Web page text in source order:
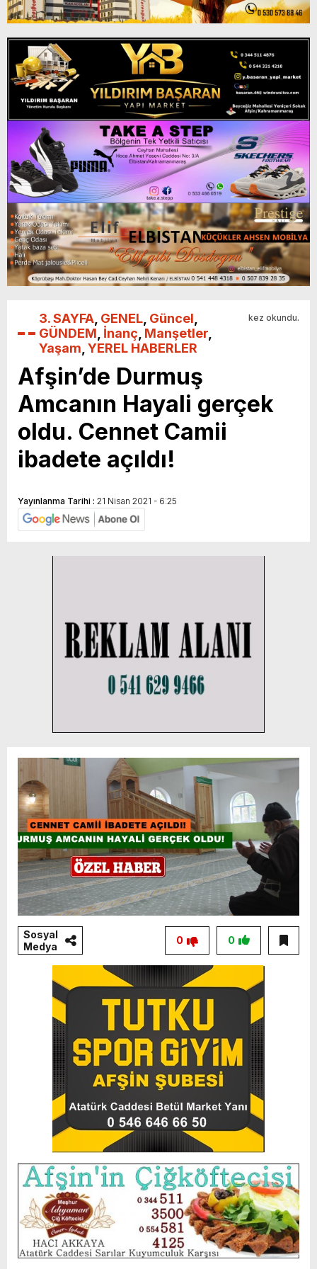
3. SAYFA GENEL Güncel
GÜNDEM İnanç Manşetler
Yaşam YEREL HABERLER
kez okundu.
Afşin’de Durmuş
Amcanın Hayali gerçek
oldu. Cennet Camii
ibadete açıldı!
Yayınlanma Tarihi : 21 Nisan 2021 - 6:25
Sosyal
Medya
0
0